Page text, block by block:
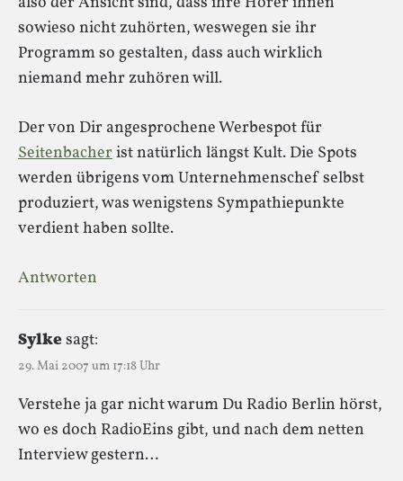
sowieso nicht zuhörten, weswegen sie ihr
Programm so gestalten, dass auch wirklich
niemand mehr zuhören will.
Der von Dir angesprochene Werbespot für
Seitenbacherist natürlich längst Kult. Die Spots
werden übrigens vom Unternehmenschef selbst
produziert, was wenigstens Sympathiepunkte
verdient haben sollte.
Antworten
Sylkesagt:
29. Mai 2007 um 17:18 Uhr
Verstehe ja gar nicht warum Du Radio Berlin hörst,
wo es doch RadioEins gibt, und nach dem netten
Interview gestern…